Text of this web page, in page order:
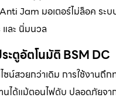
Jam มอเตอร์ไม่ล็อค ระ
และ นิ่มนวล
ะตูอัตโนมัติ BSM DC
ซน์สวยกว่าเดิม การใช้งานถึ
นได้แม้ตอนไฟดับ ปลอดภัยจ